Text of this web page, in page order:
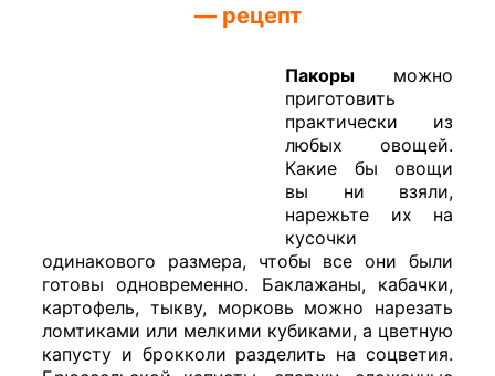
— рецепт
Пакоры можно
приготовить
практически из
любых овощей.
Какие бы овощи
вы ни взяли,
нарежьте их на
кусочки
одинакового размера, чтобы все они были
готовы одновременно. Баклажаны, кабачки,
картофель, тыкву, морковь можно нарезать
ломтиками или мелкими кубиками, а цветную
капусту и брокколи разделить на соцветия.